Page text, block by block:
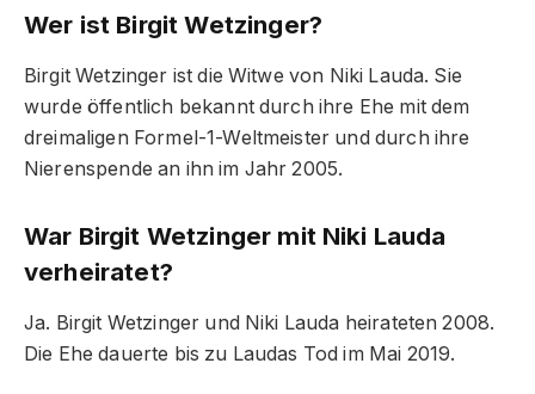
Wer ist Birgit Wetzinger?
Birgit Wetzinger ist die Witwe von Niki Lauda. Sie
wurde öffentlich bekannt durch ihre Ehe mit dem
dreimaligen Formel-1-Weltmeister und durch ihre
Nierenspende an ihn im Jahr 2005.
War Birgit Wetzinger mit Niki Lauda
verheiratet?
Ja. Birgit Wetzinger und Niki Lauda heirateten 2008.
Die Ehe dauerte bis zu Laudas Tod im Mai 2019.